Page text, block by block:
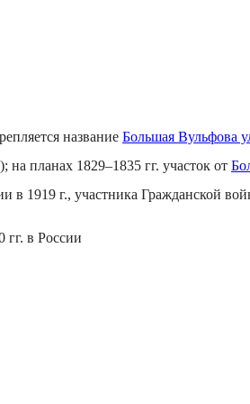
название Большая Вульфова
); на планах 1829–1835 гг. участок от
в 1919 г., участника Гражданской
гг. в России